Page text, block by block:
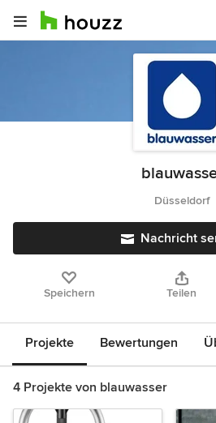
Düsseldorf
Nachricht
Speichern Teilen
Projekte Bewertungen
4 Projekte von blauwasser